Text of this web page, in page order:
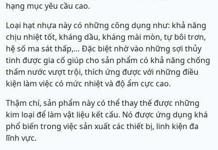
hạng mục yêu cầu cao.
Loại hạt nhựa này có những công dụng như: khả năng
chịu nhiệt tốt, kháng dầu, kháng mài mòn, tự bôi trơn,
hệ số ma sát thấp,… Đặc biệt nhờ vào những sợi thủy
tinh được gia cố giúp cho sản phẩm có khả năng chống
thấm nước vượt trội, thích ứng được với những điều
kiện làm việc có mức nhiệt và độ ẩm cực cao.
Thậm chí, sản phẩm này có thể thay thế được những
kim loại để làm vật liệu kết cấu. Nó được ứng dụng khá
phổ biến trong việc sản xuất các thiết bị, linh kiện đa
lĩnh vực.